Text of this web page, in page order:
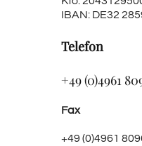
IBAN: DE32
Telefon
+49 (0)4961
Fax
+49 (0)4961